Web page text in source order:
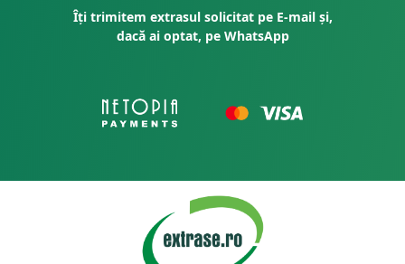
Îți trimitem extrasul solicitat pe E-mail și,
dacă ai optat, pe WhatsApp